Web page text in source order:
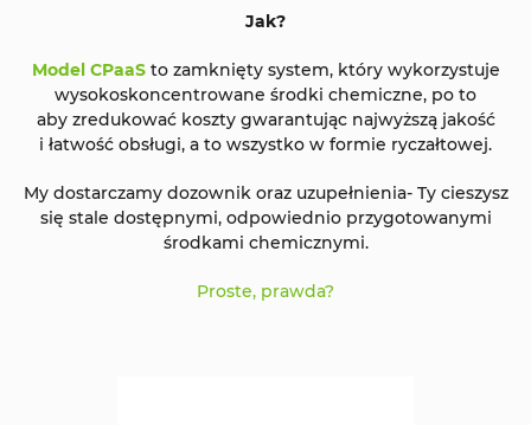
Jak?
Model CPaaSto zamknięty system, który wykorzystuje
wysokoskoncentrowane środki chemiczne, po to
aby zredukować koszty gwarantując najwyższą jakość
i łatwość obsługi, a to wszystko w formie ryczałtowej.
My dostarczamy dozownik oraz uzupełnienia- Ty cieszysz
się stale dostępnymi, odpowiednio przygotowanymi
środkami chemicznymi.
Proste, prawda?